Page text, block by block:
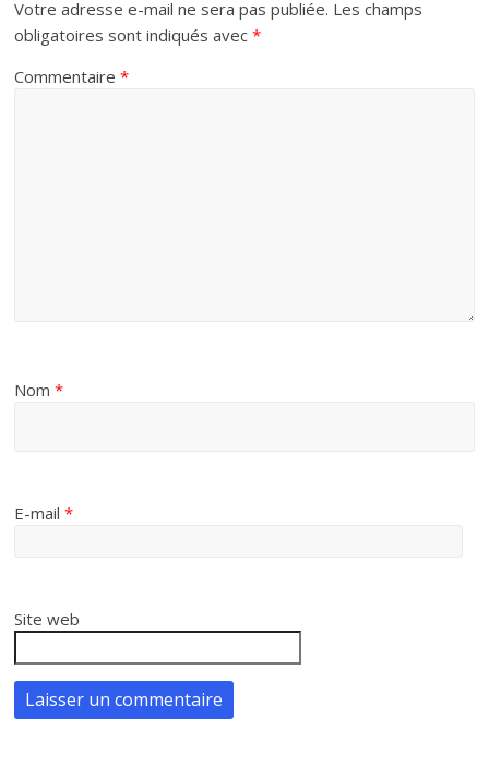
Votre adresse e-mail ne sera pas publiée. Les champs
obligatoires sont indiqués avec*
Commentaire*
Nom*
E-mail*
Site web